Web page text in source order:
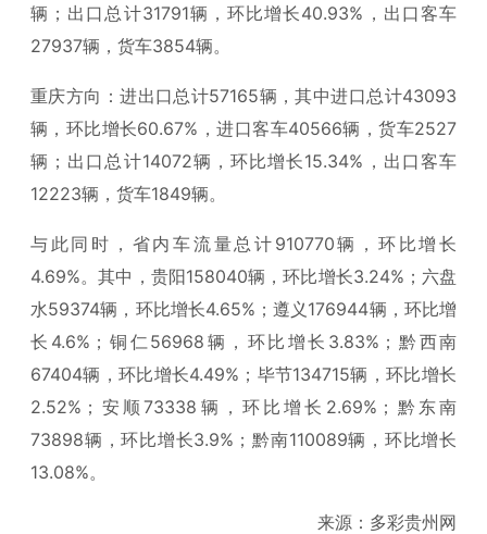
辆；出口总计31791辆，环比增长40.93%，出口客车
27937辆，货车3854辆。
重庆方向：进出口总计57165辆，其中进口总计43093
辆，环比增长60.67%，进口客车40566辆，货车2527
辆；出口总计14072辆，环比增长15.34%，出口客车
12223辆，货车1849辆。
与此同时，省内车流量总计910770辆，环比增长
4.69%。其中，贵阳158040辆，环比增长3.24%；六盘
水59374辆，环比增长4.65%；遵义176944辆，环比增
长4.6%；铜仁56968辆，环比增长3.83%；黔西南
67404辆，环比增长4.49%；毕节134715辆，环比增长
2.52%；安顺73338辆，环比增长2.69%；黔东南
73898辆，环比增长3.9%；黔南110089辆，环比增长
13.08%。
来源：多彩贵州网